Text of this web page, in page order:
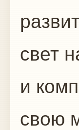
свет
и
свою